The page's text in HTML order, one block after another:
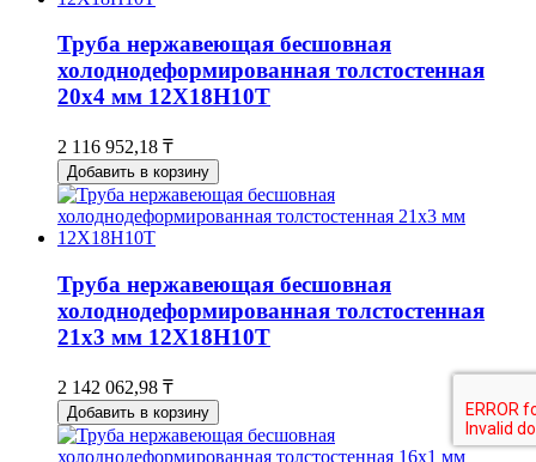
Труба нержавеющая бесшовная
холоднодеформированная толстостенная
20х4 мм 12Х18Н10Т
2 116 952,18 ₸
Добавить в корзину
Труба нержавеющая бесшовная
холоднодеформированная толстостенная
21х3 мм 12Х18Н10Т
2 142 062,98 ₸
Добавить в корзину